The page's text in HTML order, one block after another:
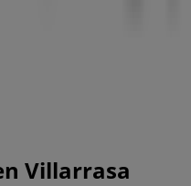
Villarrasa